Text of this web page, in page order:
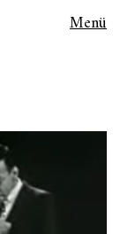
Menü